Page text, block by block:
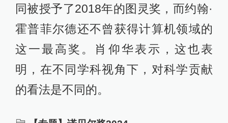
同被授予了2018年的图灵奖，而约翰·
霍普菲尔德还不曾获得计算机领域的
这一最高奖。肖仰华表示，这也表
明，在不同学科视角下，对科学贡献
的看法是不同的。